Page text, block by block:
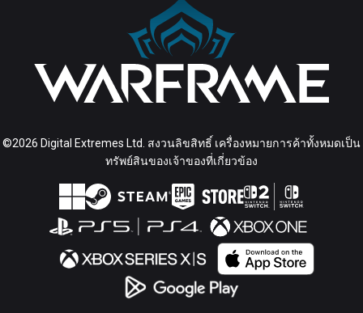
©2026 Digital Extremes Ltd. สงวนลิขสิทธิ์ เครื่องหมายการค้าทั้งหมดเป็น
ทรัพย์สินของเจ้าของที่เกี่ยวข้อง